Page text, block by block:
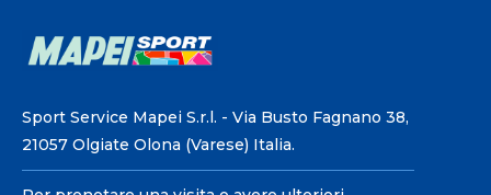
Sport Service Mapei S.r.l. - Via Busto Fagnano 38,
21057 Olgiate Olona (Varese) Italia.